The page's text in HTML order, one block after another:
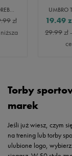
NEW ERA TOREBKA MLB SIDE BAG NEYYAN BLKBLK NEW YORK YANKEES
zł
19.49
29.99zł
Torby
marek
Jeśli już wiesz, czym
na trening lub torby
ulubione logo,